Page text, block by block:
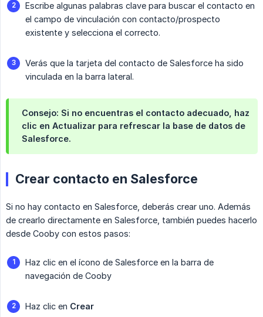
Escribe algunas palabras clave para buscar el contacto en
el campo de vinculación con contacto/prospecto
existente y selecciona el correcto.
Verás que la tarjeta del contacto de Salesforce ha sido
vinculada en la barra lateral.
Consejo: Si no encuentras el contacto adecuado, haz
clic en Actualizar para refrescar la base de datos de
Salesforce.
Crear contacto en Salesforce
Si no hay contacto en Salesforce, deberás crear uno. Además
de crearlo directamente en Salesforce, también puedes hacerlo
desde Cooby con estos pasos:
Haz clic en el ícono de Salesforce en la barra de
navegación de Cooby
Haz clic en Crear